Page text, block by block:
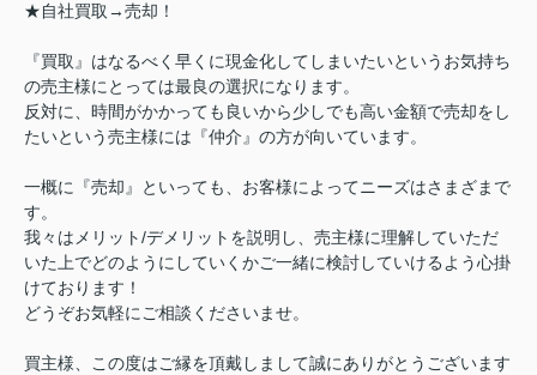
★自社買取→売却！
『買取』はなるべく早くに現金化してしまいたいというお気持ち
の売主様にとっては最良の選択になります。
反対に、時間がかかっても良いから少しでも高い金額で売却をし
たいという売主様には『仲介』の方が向いています。
一概に『売却』といっても、お客様によってニーズはさまざまで
す。
我々はメリット/デメリットを説明し、売主様に理解していただ
いた上でどのようにしていくかご一緒に検討していけるよう心掛
けております！
どうぞお気軽にご相談くださいませ。
買主様、この度はご縁を頂戴しまして誠にありがとうございます